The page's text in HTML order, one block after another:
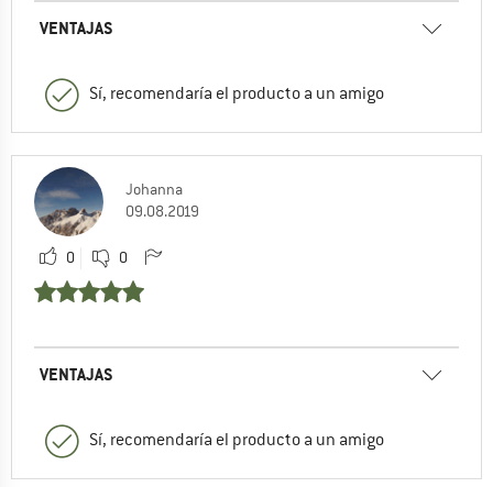
VENTAJAS
Sí, recomendaría el producto a un amigo
Johanna
09.08.2019
0 0
VENTAJAS
Sí, recomendaría el producto a un amigo